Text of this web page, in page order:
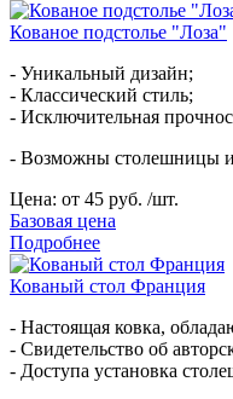
Кованое подстолье "Лоза"
- Уникальный дизайн;
- Классический стиль;
- Исключительная
- Возможны столешницы
Цена: от 45 руб. /шт.
Базовая цена
Подробнее
Кованый стол Франция
- Настоящая ковка,
- Свидетельство об
- Доступа установка